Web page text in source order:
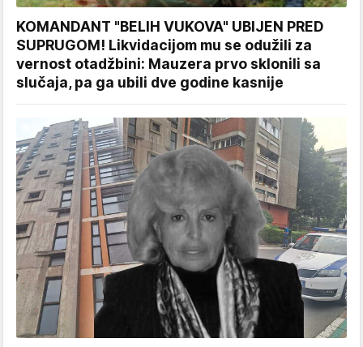
KOMANDANT "BELIH VUKOVA" UBIJEN PRED
SUPRUGOM! Likvidacijom mu se odužili za
vernost otadžbini: Mauzera prvo sklonili sa
slučaja, pa ga ubili dve godine kasnije